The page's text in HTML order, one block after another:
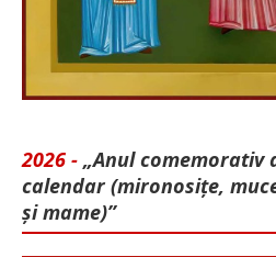
2026 - „Anul comemorativ
calendar (mironosițe,
și mame)”